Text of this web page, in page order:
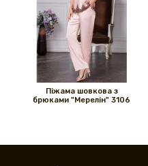
Піжама шовкова з
брюками "Мерелін" 3106